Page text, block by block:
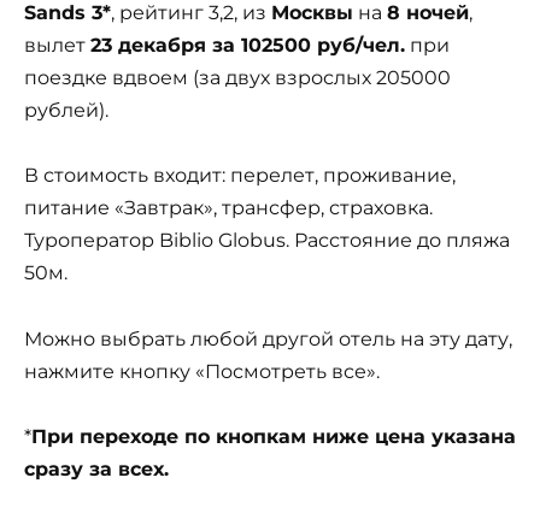
Sands 3*, рейтинг 3,2, из Москвы на 8 ночей,
вылет 23 декабря за 102500 руб/чел. при
поездке вдвоем (за двух взрослых 205000
рублей).
В стоимость входит: перелет, проживание,
питание «Завтрак», трансфер, страховка.
Туроператор Biblio Globus. Расстояние до пляжа
50м.
Можно выбрать любой другой отель на эту дату,
нажмите кнопку «Посмотреть все».
*При переходе по кнопкам ниже цена указана
сразу за всех.